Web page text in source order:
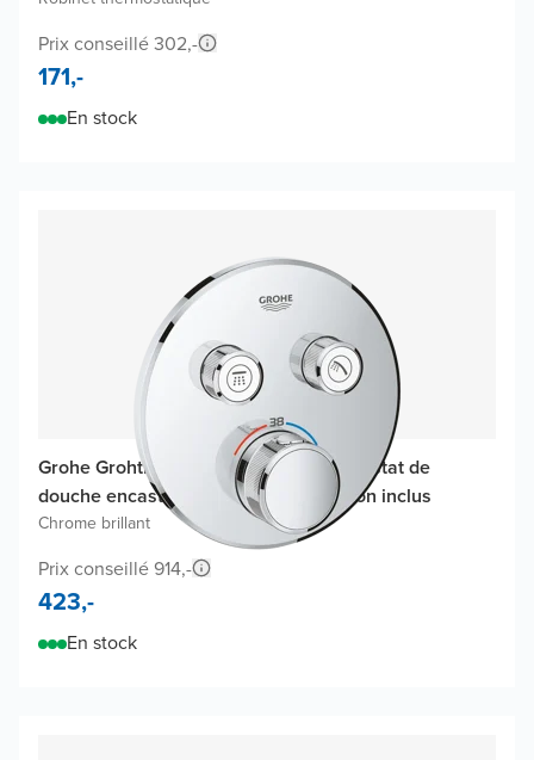
Prix conseillé 302,-
171,-
En stock
Grohe Grohtherm SmartControl thermostat de
douche encastré, élément encastré non inclus
Chrome brillant
Prix conseillé 914,-
423,-
En stock